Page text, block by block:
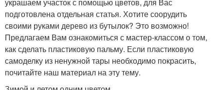
подготовлена отдельная статья. Хотите соорудить
своими руками дерево из бутылок? Это возможно!
Предлагаем Вам ознакомиться с мастер-классом о том,
как сделать пластиковую пальму. Если пластиковую
самоделку из ненужной тары необходимо покрасить,
почитайте наш материал на эту тему.